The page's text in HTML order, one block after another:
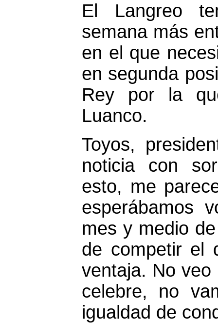
El Langreo
semana más
en el que
en segunda
Rey por la
Luanco.
Toyos,
noticia con
esto, me
esperábamos
mes y medio
de competir el
ventaja. No veo
celebre, no
igualdad de